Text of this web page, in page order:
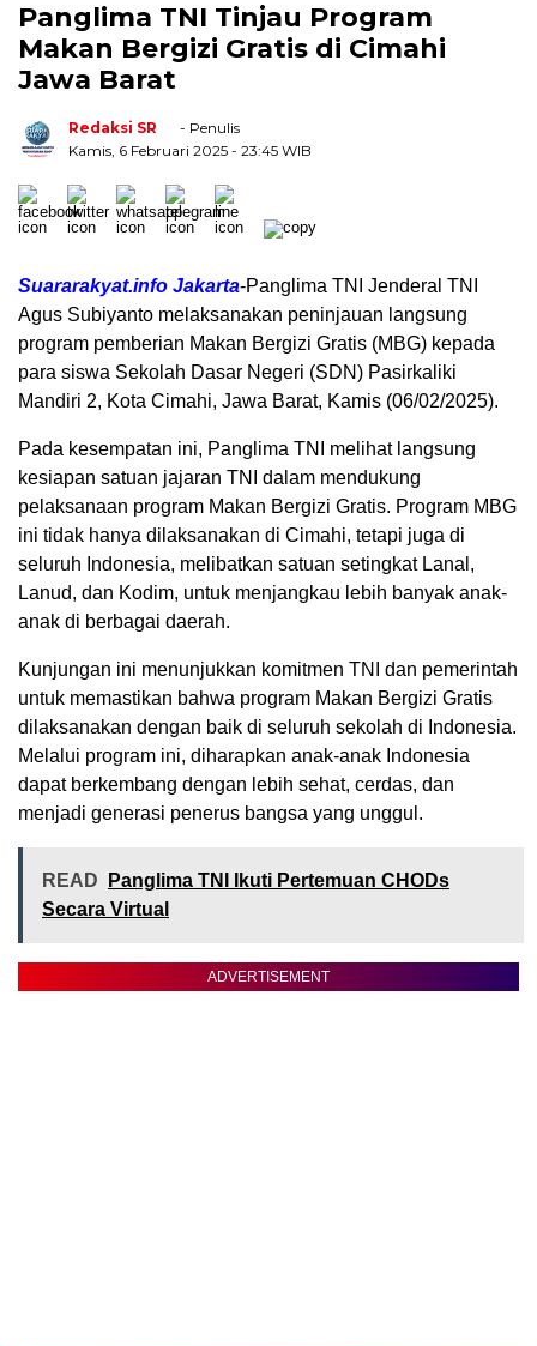
Panglima TNI Tinjau Program
Makan Bergizi Gratis di Cimahi
Jawa Barat
Redaksi SR
- Penulis
Kamis, 6 Februari 2025 - 23:45 WIB
Suararakyat.info Jakarta-Panglima TNI Jenderal TNI
Agus Subiyanto melaksanakan peninjauan langsung
program pemberian Makan Bergizi Gratis (MBG) kepada
para siswa Sekolah Dasar Negeri (SDN) Pasirkaliki
Mandiri 2, Kota Cimahi, Jawa Barat, Kamis (06/02/2025).
Pada kesempatan ini, Panglima TNI melihat langsung
kesiapan satuan jajaran TNI dalam mendukung
pelaksanaan program Makan Bergizi Gratis. Program MBG
ini tidak hanya dilaksanakan di Cimahi, tetapi juga di
seluruh Indonesia, melibatkan satuan setingkat Lanal,
Lanud, dan Kodim, untuk menjangkau lebih banyak anak-
anak di berbagai daerah.
Kunjungan ini menunjukkan komitmen TNI dan pemerintah
untuk memastikan bahwa program Makan Bergizi Gratis
dilaksanakan dengan baik di seluruh sekolah di Indonesia.
Melalui program ini, diharapkan anak-anak Indonesia
dapat berkembang dengan lebih sehat, cerdas, dan
menjadi generasi penerus bangsa yang unggul.
READ
Panglima TNI Ikuti Pertemuan CHODs
Secara Virtual
ADVERTISEMENT